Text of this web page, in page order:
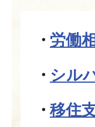
労働
シル
移住